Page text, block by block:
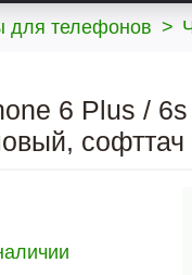
для телефонов >
6 Plus /
софттач